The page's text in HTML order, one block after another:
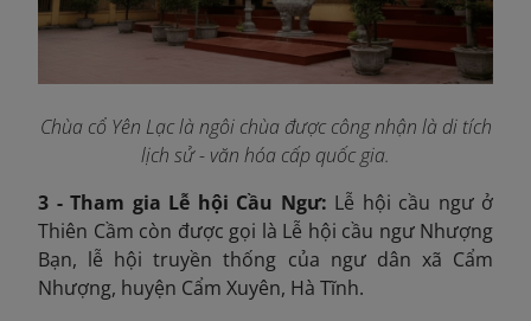
Chùa cổ Yên Lạc là ngôi chùa được công nhận là di tích
lịch sử - văn hóa cấp quốc gia.
3 - Tham gia Lễ hội Cầu Ngư: Lễ hội cầu ngư ở
Thiên Cầm còn được gọi là Lễ hội cầu ngư Nhượng
Bạn, lễ hội truyền thống của ngư dân xã Cẩm
Nhượng, huyện Cẩm Xuyên, Hà Tĩnh.